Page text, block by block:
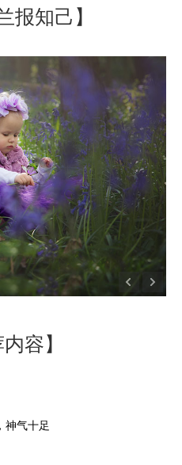
报知己】
容】
神气十足